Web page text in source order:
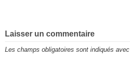
Laisser un commentaire
Les champs obligatoires sont indiqués avec